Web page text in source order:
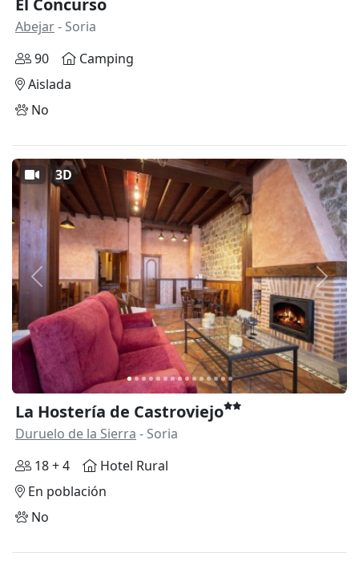
El Concurso
Abejar- Soria
90
Camping
Aislada
No
Anterior
3D
La Hostería de Castroviejo
Duruelo de la Sierra - Soria
18 + 4
Hotel Rural
En población
No